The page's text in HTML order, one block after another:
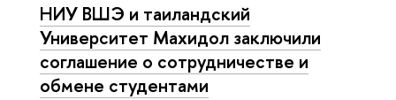
НИУ ВШЭ и таиландский
Университет Махидол заключили
соглашение о сотрудничестве и
обмене студентами